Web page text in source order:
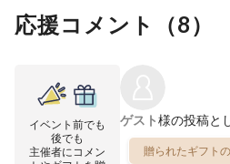
応援コメント（8）
イベント前でも
後でも
主催者にコメン
ゲスト様の投稿と
贈られたギフト